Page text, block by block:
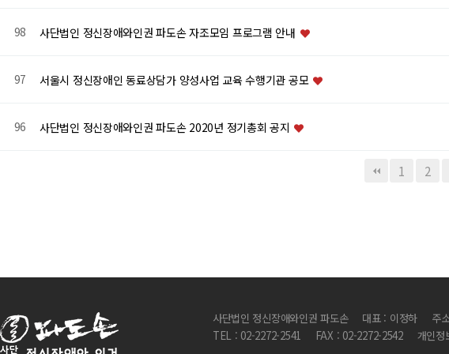
98 사단법인 정신장애와인권 파도손 자조모임 프로그램 안내
97 서울시 정신장애인 동료상담가 양성사업 교육 수행기관 공모
96 사단법인 정신장애와인권 파도손 2020년 정기총회 공지
1 2
사단법인 정신장애와인권 파도손 대표 : 이정하 주
TEL : 02-2272-2541
FAX : 02-2272-2542 개인정